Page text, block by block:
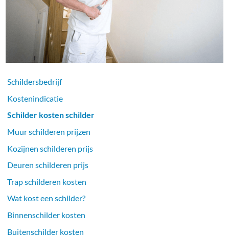
Schildersbedrijf
Kostenindicatie
Schilder kosten schilder
Muur schilderen prijzen
Kozijnen schilderen prijs
Deuren schilderen prijs
Trap schilderen kosten
Wat kost een schilder?
Binnenschilder kosten
Buitenschilder kosten